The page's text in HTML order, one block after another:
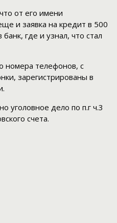
от его имени
и заявка на кредит в 500
где и узнал, что стал
номера телефонов, с
зарегистрированы в
уголовное дело по п.г ч.3
счета.